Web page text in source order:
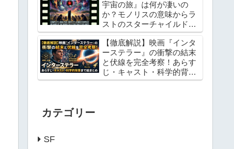
宇宙の旅』は何が凄いの
か？モノリスの意味からラ
ストのスターチャイルドま
で徹底解説
【徹底解説】映画『インタ
ーステラー』の衝撃の結末
と伏線を完全考察！あらす
じ・キャスト・科学的背景
まで総まとめ
カテゴリー
SF